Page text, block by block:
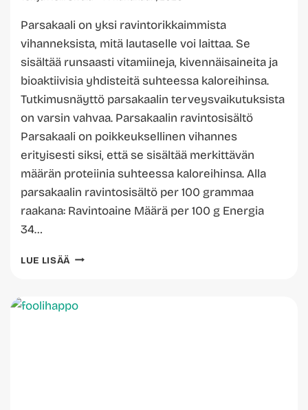
Parsakaali on yksi ravintorikkaimmista
vihanneksista, mitä lautaselle voi laittaa. Se
sisältää runsaasti vitamiineja, kivennäisaineita ja
bioaktiivisia yhdisteitä suhteessa kaloreihinsa.
Tutkimusnäyttö parsakaalin terveysvaikutuksista
on varsin vahvaa. Parsakaalin ravintosisältö
Parsakaali on poikkeuksellinen vihannes
erityisesti siksi, että se sisältää merkittävän
määrän proteiinia suhteessa kaloreihinsa. Alla
parsakaalin ravintosisältö per 100 grammaa
raakana: Ravintoaine Määrä per 100 g Energia
34…
LUE LISÄÄ ONKO